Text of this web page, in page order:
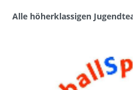
Alle höherklassigen